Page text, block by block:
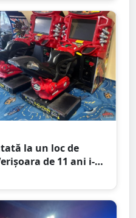
la un loc de
de 11 ani i-a
au ajuns la